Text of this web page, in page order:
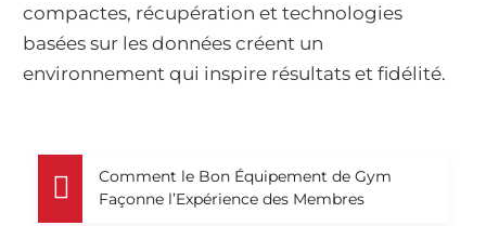
compactes, récupération et technologies
basées sur les données créent un
environnement qui inspire résultats et fidélité.
Comment le Bon Équipement de Gym
Façonne l’Expérience des Membres